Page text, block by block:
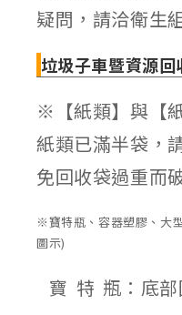
疑問，請洽衛生
垃圾子車暨資源回
※【紙類】與【
紙類已滿半袋，
免回收袋過重而
※寶特瓶、容器塑膠、大
圖示)
寶 特 瓶：底部